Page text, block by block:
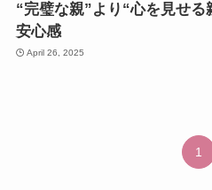
“完璧な親”より“心を見せ
安心感
April 26, 2025
1